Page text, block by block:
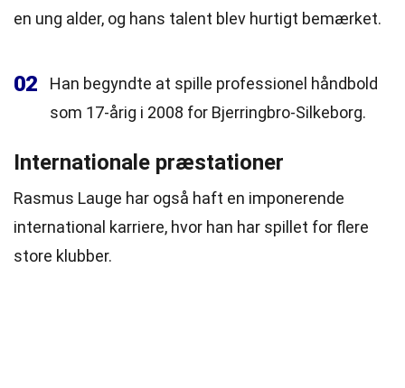
en ung alder, og hans talent blev hurtigt bemærket.
02
Han begyndte at spille professionel håndbold
som 17-årig i 2008 for Bjerringbro-Silkeborg.
Internationale præstationer
Rasmus Lauge har også haft en imponerende
international karriere, hvor han har spillet for flere
store klubber.